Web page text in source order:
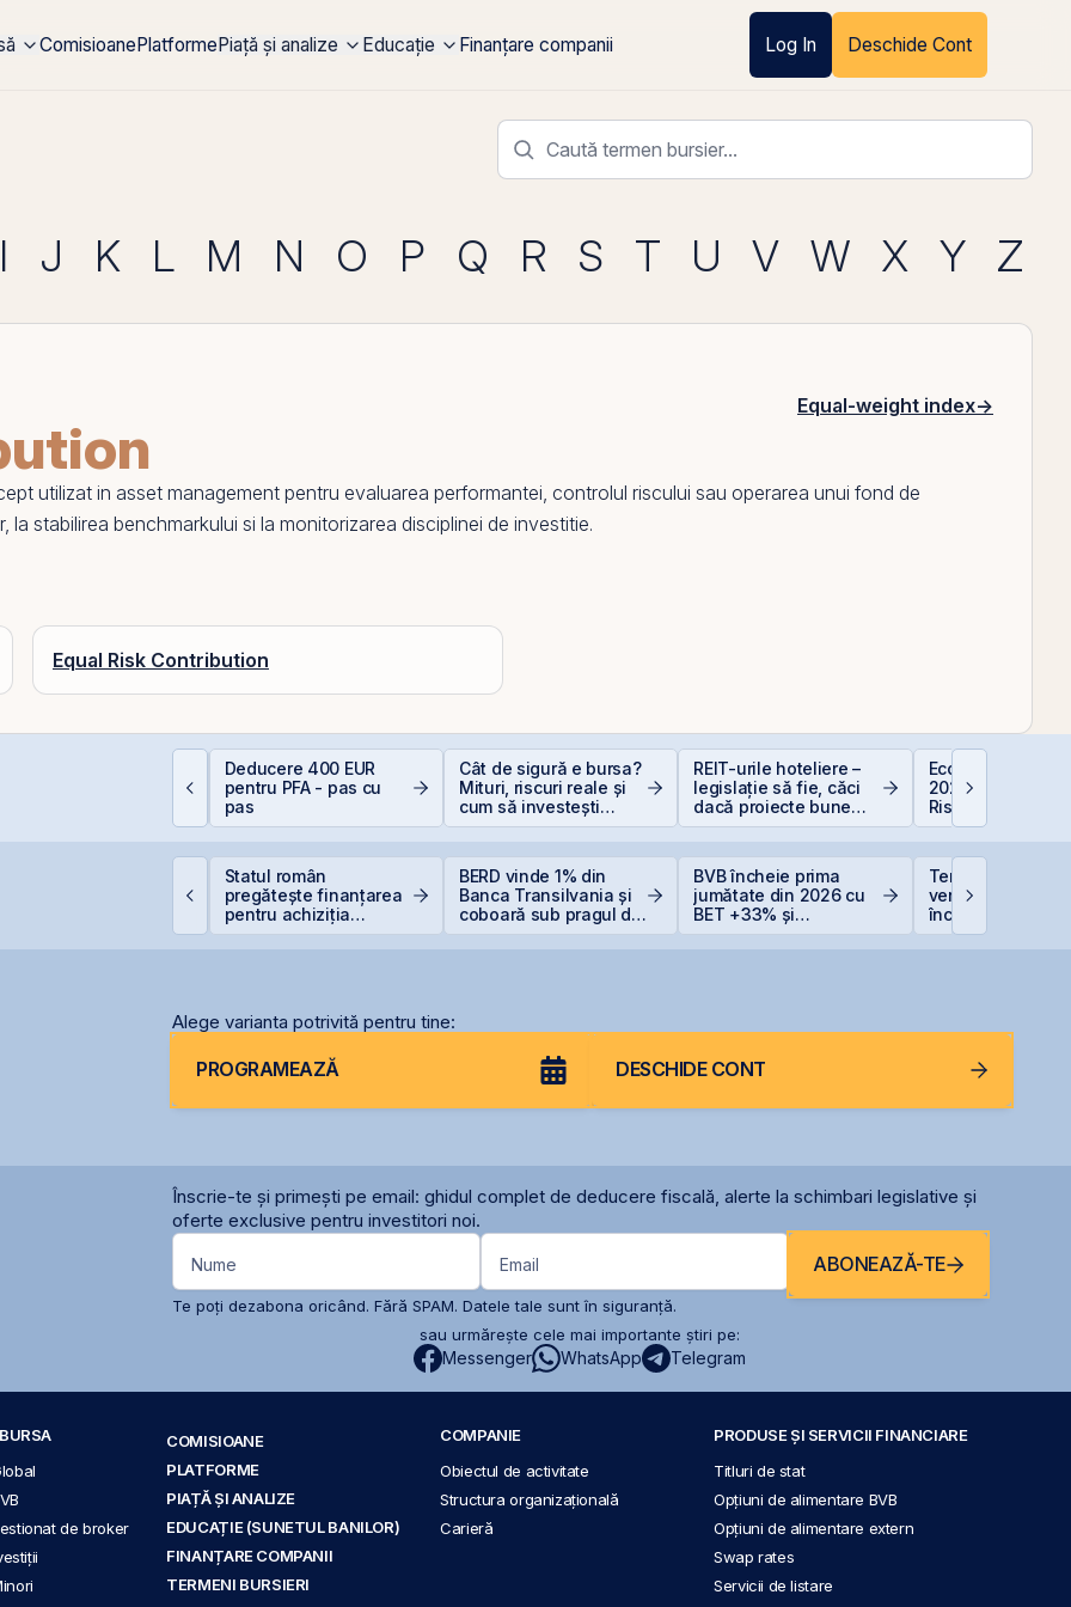
ComisioanePlatformePiață și analize Educație Finanțare companii Log In Deschide Cont
I J K L M N O P Q R S T U V W X Y Z
Equal-weight index→
utilizat in asset management pentru evaluarea performantei, controlul riscului sau operarea unui fond de
stabilirea benchmarkului si la monitorizarea disciplinei de investitie.
Equal Risk Contribution
Deducere 400 EUR
pentru PFA - pas cu
pas
Cât de sigură e bursa?
Mituri, riscuri reale și
cum să investești
inteligent
REIT-urile hoteliere –
legislație să fie, căci
dacă proiecte bune
sunt și banii se găsesc
Economia
2026:
Riscuri pentru
Investitori
Statul român
pregătește finanțarea
pentru achiziția
BERD vinde 1% din
Banca Transilvania și
coboară sub pragul de
BVB încheie prima
jumătate din 2026 cu
BET +33% și
TeraPlast își
veniturile cu 4%,
încheie primul
semestru cu o
Alege varianta potrivită pentru tine:
PROGRAMEAZĂ DESCHIDE CONT
Înscrie-te și primești pe email: ghidul complet de deducere fiscală, alerte la schimbari legislative și
oferte exclusive pentru investitori noi.
Nume Email ABONEAZĂ-TE
Te poți dezabona oricând. Fără SPAM. Datele tale sunt în siguranță.
sau urmărește cele mai importante știri pe:
Messenger WhatsApp Telegram
de broker
COMISIOANE
PLATFORME
PIAȚĂ ȘI ANALIZE
EDUCAȚIE (SUNETUL BANILOR)
FINANȚARE COMPANII
TERMENI BURSIERI
COMPANIE
Obiectul de activitate
Structura organizațională
Carieră
PRODUSE ȘI SERVICII FINANCIARE
Titluri de stat
Opțiuni de alimentare BVB
Opțiuni de alimentare extern
Swap rates
Servicii de listare